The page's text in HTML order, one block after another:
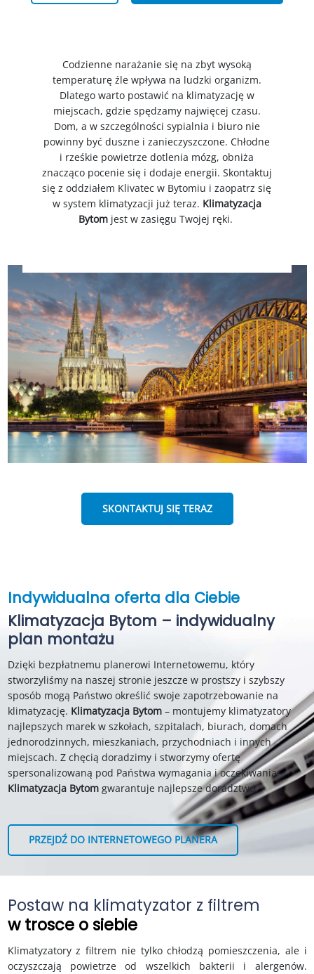
Codzienne narażanie się na zbyt wysoką
temperaturę źle wpływa na ludzki organizm.
Dlatego warto postawić na klimatyzację w
miejscach, gdzie spędzamy najwięcej czasu.
Dom, a w szczególności sypialnia i biuro nie
powinny być duszne i zanieczyszczone. Chłodne
i rześkie powietrze dotlenia mózg, obniża
znacząco pocenie się i dodaje energii. Skontaktuj
się z oddziałem Klivatec w Bytomiu i zaopatrz się
w system klimatyzacji już teraz. Klimatyzacja
Bytomjest w zasięgu Twojej ręki.
SKONTAKTUJ SIĘ TERAZ
Indywidualna oferta dla Ciebie
Klimatyzacja Bytom – indywidualny
plan montażu
Dzięki bezpłatnemu planerowi Internetowemu, który
stworzyliśmy na naszej stronie jeszcze w prostszy i szybszy
sposób mogą Państwo określić swoje zapotrzebowanie na
klimatyzację. Klimatyzacja Bytom– montujemy klimatyzatory
najlepszych marek w szkołach, szpitalach, biurach, domach
jednorodzinnych, mieszkaniach, przychodniach i innych
miejscach. Z chęcią doradzimy i stworzymy ofertę
spersonalizowaną pod Państwa wymagania i oczekiwania.
Klimatyzacja Bytomgwarantuje najlepsze doradztwo.
PRZEJDŹ DO INTERNETOWEGO PLANERA
Postaw na klimatyzator z filtrem
w trosce o siebie
Klimatyzatory z filtrem nie tylko chłodzą pomieszczenia, ale i
oczyszczają powietrze od wszelkich bakterii i alergenów.